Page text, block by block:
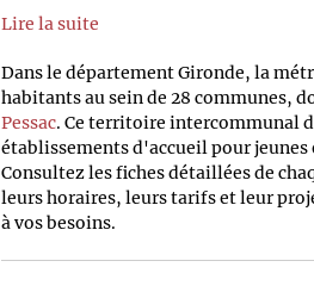
Lire la suite
Dans le département Gironde, la
habitants au sein de 28 communes,
Pessac. Ce territoire intercommunal
établissements d'accueil pour
Consultez les fiches détaillées de
leurs horaires, leurs tarifs et leur
à vos besoins.